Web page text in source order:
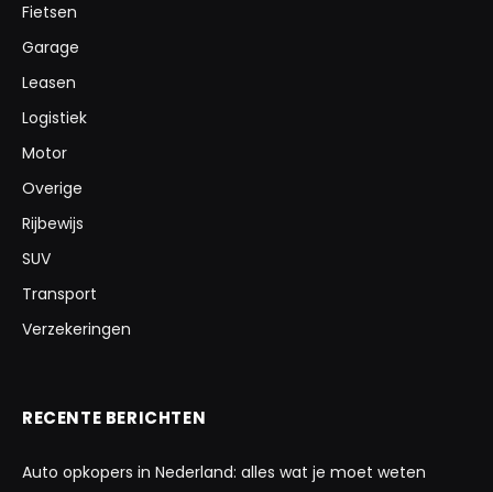
Fietsen
Garage
Leasen
Logistiek
Motor
Overige
Rijbewijs
SUV
Transport
Verzekeringen
RECENTE BERICHTEN
Auto opkopers in Nederland: alles wat je moet weten